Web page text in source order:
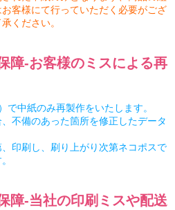
客様にて行っていただく必要がござ
ください。
障-お客様のミスによる再
で中紙のみ再製作をいたします。
不備のあった箇所を修正したデータ
印刷し、刷り上がり次第ネコポスで
障-当社の印刷ミスや配送